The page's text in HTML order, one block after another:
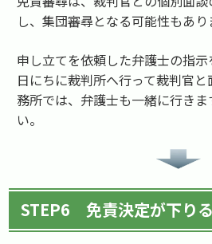
し、集団審尋となる可能性もあり
申し立てを依頼した弁護士の指
日にちに裁判所へ行って裁判官
務所では、弁護士も一緒に行き
い。
STEP6 免責決定が下りる